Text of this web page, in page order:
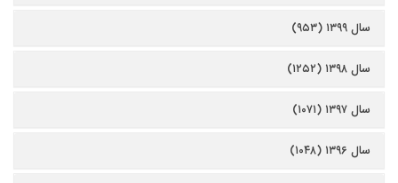
سال ۱۳۹۹ (۹۵۳)
سال ۱۳۹۸ (۱۲۵۲)
سال ۱۳۹۷ (۱۰۷۱)
سال ۱۳۹۶ (۱۰۴۸)